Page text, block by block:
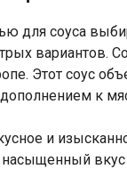
для соуса
вариантов.
Этот соус
к
и